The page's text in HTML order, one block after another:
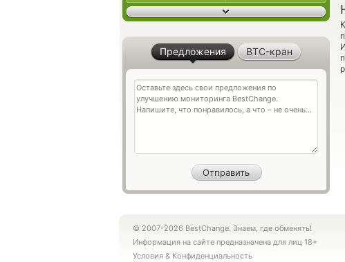
Предложения BTC-кран
© 2007-2026 BestChange. Знаем, где обменять!
Информация на сайте предназначена для лиц 18+
Условия & Конфиденциальность